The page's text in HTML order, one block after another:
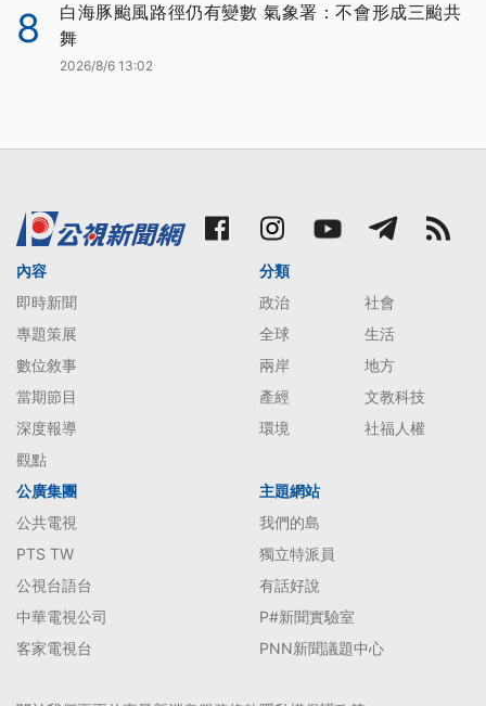
8
白海豚颱風路徑仍有變數 氣象署：不會形成三颱共
舞
2026/8/6 13:02
內容
即時新聞
專題策展
數位敘事
當期節目
深度報導
觀點
分類
政治
社會
全球
生活
兩岸
地方
產經
文教科技
環境
社福人權
公廣集團
公共電視
PTS TW
公視台語台
中華電視公司
客家電視台
主題網站
我們的島
獨立特派員
有話好說
P#新聞實驗室
PNN新聞議題中心